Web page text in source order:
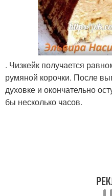
. Чизкейк получается
румяной корочки. После
духовке и окончательно
бы несколько часов.